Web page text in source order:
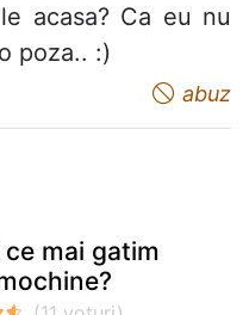
acasa? Ca eu nu
poza.. :)
abuz
ce mai gatim